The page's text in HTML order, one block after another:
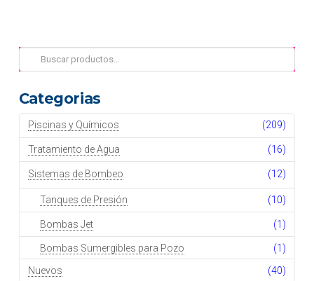
Buscar
por:
Categorias
Piscinas y Químicos (209)
Tratamiento de Agua (16)
Sistemas de Bombeo (12)
Tanques de Presión (10)
Bombas Jet (1)
Bombas Sumergibles para Pozo
(1)
Nuevos
(40)